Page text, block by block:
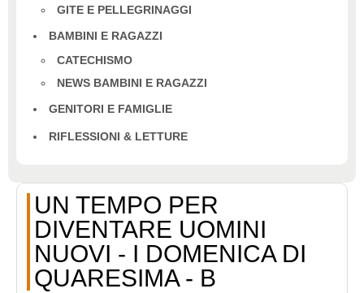
GITE E PELLEGRINAGGI
BAMBINI E RAGAZZI
CATECHISMO
NEWS BAMBINI E RAGAZZI
GENITORI E FAMIGLIE
RIFLESSIONI & LETTURE
UN TEMPO PER
DIVENTARE UOMINI
NUOVI - I DOMENICA DI
QUARESIMA - B